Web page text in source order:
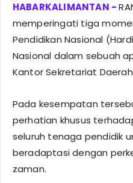
memperingati tiga
Pendidikan Nasional
Nasional dalam sebuah
Kantor Sekretariat
Pada kesempatan
perhatian khusus
seluruh tenaga pendidik
beradaptasi dengan
zaman.